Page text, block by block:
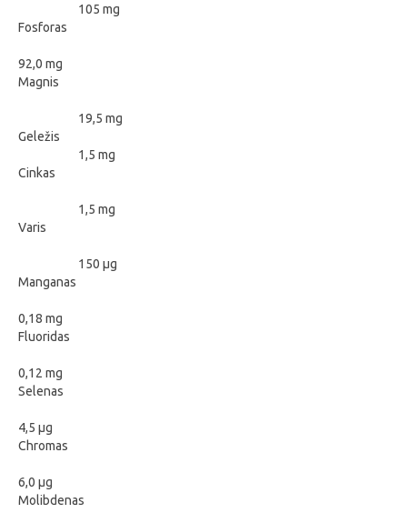
105 mg
Fosforas
92,0 mg
Magnis
19,5 mg
Geležis
1,5 mg
Cinkas
1,5 mg
Varis
150 μg
Manganas
0,18 mg
Fluoridas
0,12 mg
Selenas
4,5 μg
Chromas
6,0 μg
Molibdenas